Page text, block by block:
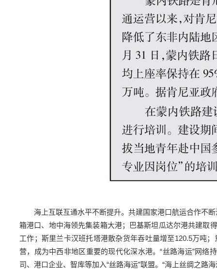
海上互联互通水平不断提升。共建国家港口航运合作不
箱港口、地中海领先集装箱大港；巴基斯坦瓜达尔港共建取
工作；斯里兰卡汉班托塔港散杂货年吞吐量增至120.5万吨
营，成为中西非地区重要的现代化深水港。“丝路海运”网络
司、港口企业、智库等加入“丝路海运”联盟。“海上丝绸之路